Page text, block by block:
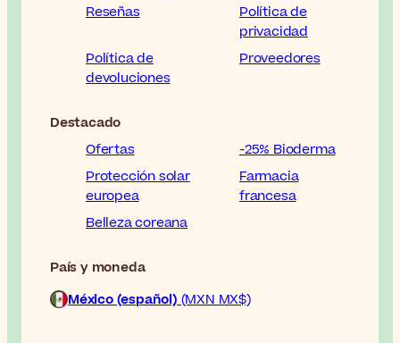
Reseñas
Política de
privacidad
Política de
devoluciones
Proveedores
Destacado
Ofertas
-25% Bioderma
Protección solar
europea
Farmacia
francesa
Belleza coreana
País y moneda
México (español) (MXN MX$)